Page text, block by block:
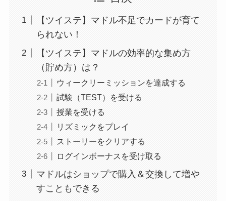
【ツイステ】マドル不足でカードが育て
られない！
【ツイステ】マドルの効率的な集め方
（貯め方）は？
ウィークリーミッションを達成する
試験（TEST）を受ける
授業を受ける
リズミックをプレイ
ストーリーをクリアする
ログインボーナスを受け取る
マドルはショップで購入＆交換して増や
すこともできる